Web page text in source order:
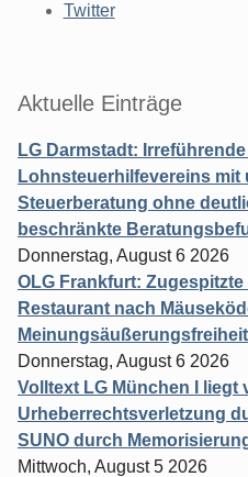
Twitter
Aktuelle Einträge
LG Darmstadt:
Lohnsteuerhilfevereins mit
Steuerberatung ohne
beschränkte
Donnerstag, August 6 2026
OLG Frankfurt:
Restaurant nach
Donnerstag, August 6 2026
Volltext LG München I liegt
Urheberrechtsverletzung
SUNO durch
Mittwoch, August 5 2026